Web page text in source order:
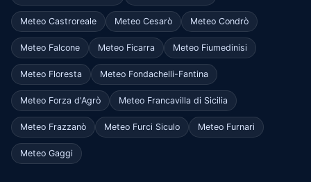
Meteo Castroreale Meteo Cesarò Meteo Condrò
Meteo Falcone Meteo Ficarra Meteo Fiumedinisi
Meteo Floresta Meteo Fondachelli-Fantina
Meteo Forza d'Agrò Meteo Francavilla di Sicilia
Meteo Frazzanò Meteo Furci Siculo Meteo Furnari
Meteo Gaggi